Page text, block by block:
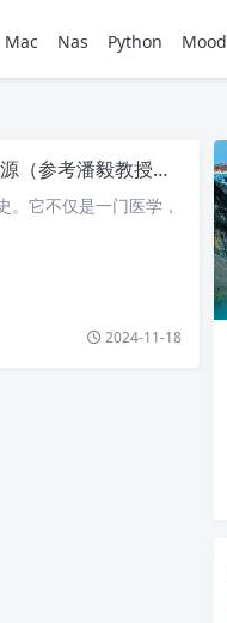
Mac Nas Python Mood
潘毅教授教学视频）
它不仅是一门医学，
2024-11-18